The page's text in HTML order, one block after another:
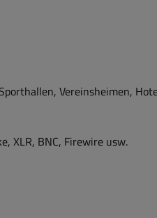
Vereinsheimen,
XLR, BNC, Firewire usw.